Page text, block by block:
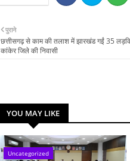
पुराने
छत्तीसगढ़ से काम की तलाश में झारखंड गईं 35
कांकेर जिले की निवासी
YOU MAY LIKE
Uncategorized